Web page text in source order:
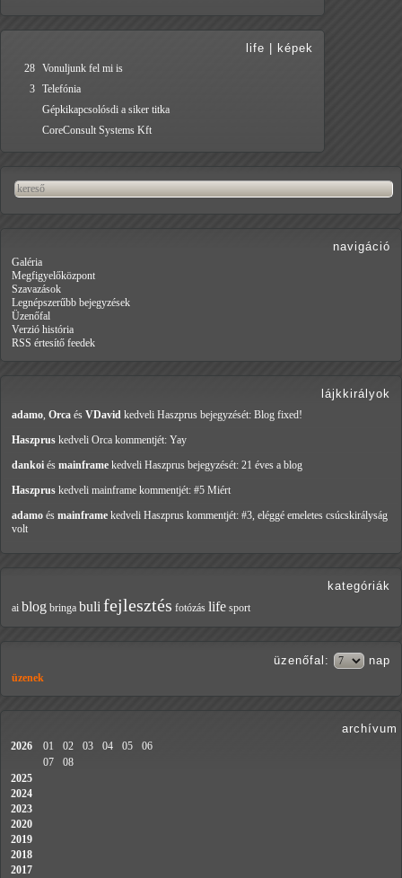
life képek
28 Vonuljunk fel mi is
3 Telefónia
Gépkikapcsolósdi a siker titka
CoreConsult Systems Kft
navigáció
Galéria
Megfigyelőközpont
Szavazások
Legnépszerűbb bejegyzések
Üzenőfal
Verzió história
RSS értesítő feedek
lájkkirályok
adamo, Orca és VDavid kedveli Haszprus bejegyzését: Blog fixed!
Haszprus kedveli Orca kommentjét: Yay
dankoi és mainframe kedveli Haszprus bejegyzését: 21 éves a blog
Haszprus kedveli mainframe kommentjét: #5 Miért
adamo és mainframe kedveli Haszprus kommentjét: #3, eléggé emeletes csúcskirályság
volt
kategóriák
ai blog bringa buli fejlesztés fotózás life sport
üzenőfal : nap
üzenek
archívum
2026 01 02 03 04 05
06
07
08
2025
2024
2023
2020
2019
2018
2017